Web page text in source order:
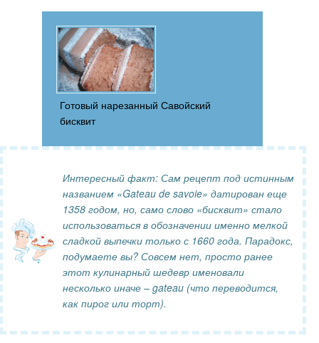
Готовый нарезанный Савойский
бисквит
Интересный факт: Сам рецепт под истинным
названием «Gateau de savoie» датирован еще
1358 годом, но, само слово «бисквит» стало
использоваться в обозначении именно мелкой
сладкой выпечки только с 1660 года. Парадокс,
подумаете вы? Совсем нет, просто ранее
этот кулинарный шедевр именовали
несколько иначе – gateau (что переводится,
как пирог или торт).